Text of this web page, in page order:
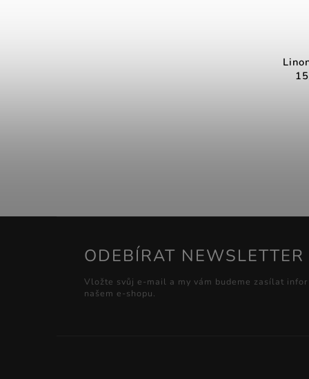
ODEBÍRAT NEWSLETTER
Vložte svůj e-mail a my vám budeme zasílat
našem e-shopu.